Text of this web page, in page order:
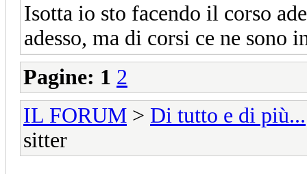
Isotta io sto facendo il corso
adesso, ma di corsi ce ne
Pagine: 1 2
IL FORUM > Di tutto e di più...
sitter